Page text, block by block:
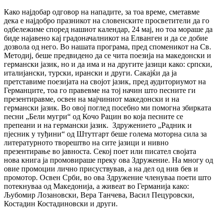
Како најдобар одговор на нападите, за тоа време, сметавме
дека е најдобро празникот на словенските просветители да го
одбележиме според нашиот календар, 24 мај, но тоа мораше да
биде најавено кај градоначалникот на Елванген и да се добие
дозвола од него. Во нашата програма, пред споменикот на Св.
Методиј, беше предвидено да се чита поезија на македонски и
германски јазик, но и да има и на другите јазици како: српски,
италијански, турски, ирански и други. Сакајќи да ја
претставиме поезијата на својот јазик, пред аудиториумот на
Германците, тоа го правевме на тој начин што песните ги
презентиравме, освен на мајчиниот македонски и на
германски јазик. Во овој поглед посебно ми помогна збирката
песни „Бели мугри“ од Кочо Рацин во која песните се
препеани и на германски јазик. Здружението „Радник и
пјесник у туђини“ од Штутгарт беше голема моторна сила за
литературното творештво на сите јазици и нивно
презентирање во јавноста. Секој поет или писател својата
нова книга ја промовираше преку ова Здружение. На многу од
овие промоции лично присуствував, а на дел од нив бев и
промотор. Освен Срби, во ова Здружение членуваа поети што
потекнуваа од Македонија, а живеат во Германија како:
Љубомир Лозановски, Вера Танчева, Васил Пецуровски,
Костадин Костадиновски и други.